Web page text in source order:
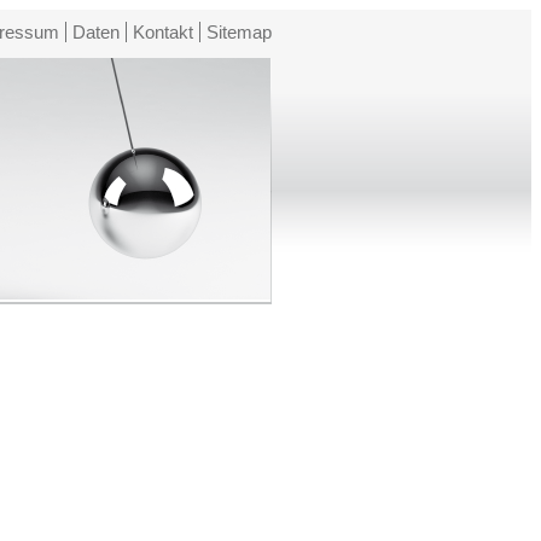
Daten Kontakt Sitemap